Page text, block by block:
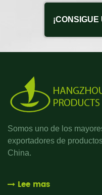
Somos uno de los
exportadores de
China.
Lee mas